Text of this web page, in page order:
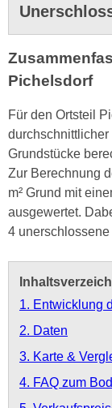
Pichelsdorf
Für den Ortsteil
Grundstücke
Zur Berechnung
m² Grund mit
ausgewertet.
4
1. Entwicklung
2. Daten
3. Karte &
4. FAQ zum